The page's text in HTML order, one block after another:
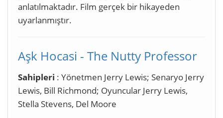
anlatılmaktadır. Film gerçek bir hikayeden
uyarlanmıştır.
Aşk Hocasi - The Nutty Professor
Sahipleri : Yönetmen Jerry Lewis; Senaryo Jerry
Lewis, Bill Richmond; Oyuncular Jerry Lewis,
Stella Stevens, Del Moore